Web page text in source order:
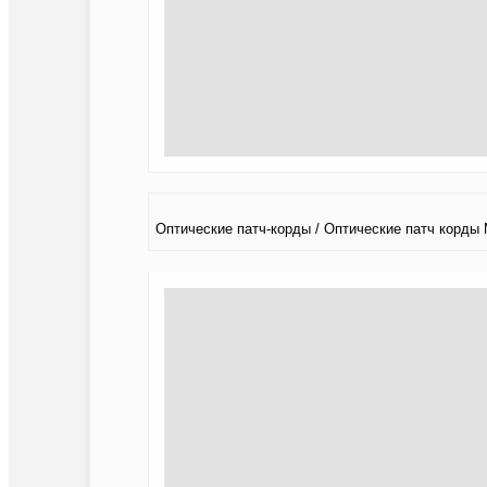
Оптические патч-корды / Оптические патч корды